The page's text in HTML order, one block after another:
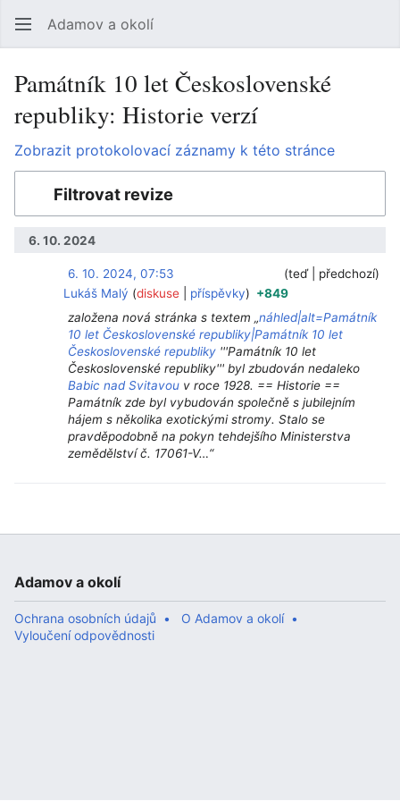
Adamov a okolí
Památník 10 let Československé
republiky: Historie verzí
Zobrazit protokolovací záznamy k této stránce
Filtrovat revize
6. 10. 2024
teď předchozí
6. 10. 2024, 07:53
Lukáš Malý
diskuse příspěvky
+849
založena nová stránka s textem „náhled|alt=Památník
10 let Československé republiky|Památník 10 let
Československé republiky '''Památník 10 let
Československé republiky''' byl zbudován nedaleko
Babic nad Svitavou v roce 1928. == Historie ==
Památník zde byl vybudován společně s jubilejním
hájem s několika exotickými stromy. Stalo se
pravděpodobně na pokyn tehdejšího Ministerstva
zemědělství č. 17061-V…“
Adamov a okolí
Ochrana osobních údajů
O Adamov a okolí
Vyloučení odpovědnosti